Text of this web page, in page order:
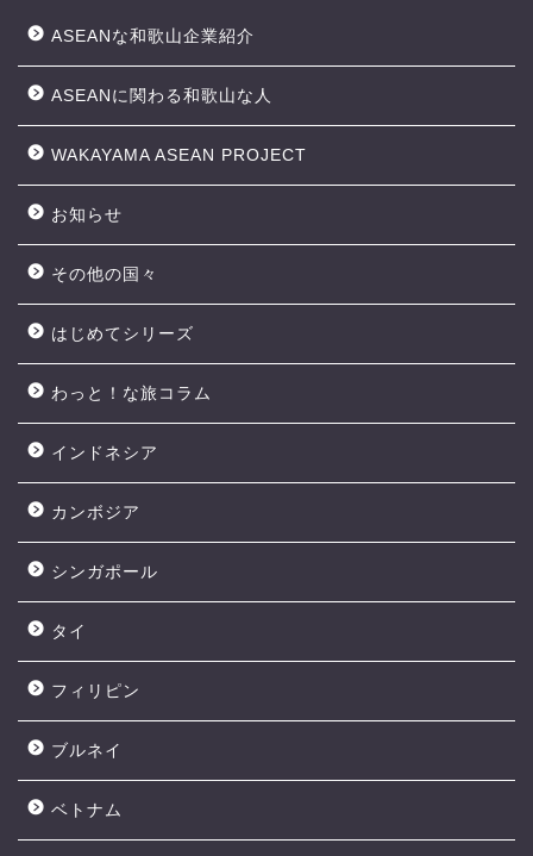
ASEANな和歌山企業紹介
ASEANに関わる和歌山な人
WAKAYAMA ASEAN PROJECT
お知らせ
その他の国々
はじめてシリーズ
わっと！な旅コラム
インドネシア
カンボジア
シンガポール
タイ
フィリピン
ブルネイ
ベトナム